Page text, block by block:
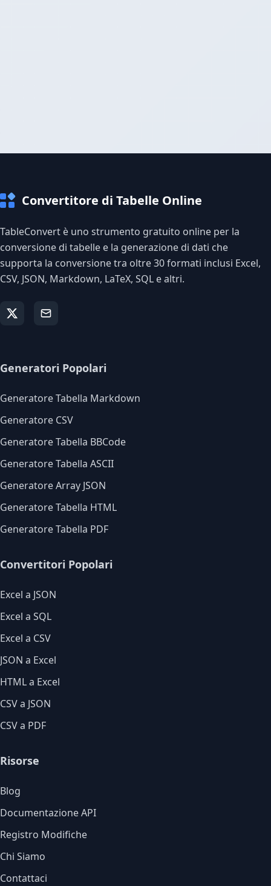
Convertitore di Tabelle Online
TableConvert è uno strumento gratuito online per la
conversione di tabelle e la generazione di dati che
supporta la conversione tra oltre 30 formati inclusi Excel,
CSV, JSON, Markdown, LaTeX, SQL e altri.
Generatori Popolari
Generatore Tabella Markdown
Generatore CSV
Generatore Tabella BBCode
Generatore Tabella ASCII
Generatore Array JSON
Generatore Tabella HTML
Generatore Tabella PDF
Convertitori Popolari
Excel a JSON
Excel a SQL
Excel a CSV
JSON a Excel
HTML a Excel
CSV a JSON
CSV a PDF
Risorse
Blog
Documentazione API
Registro Modifiche
Chi Siamo
Contattaci